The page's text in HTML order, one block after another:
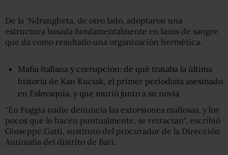
De la ‘Ndrangheta, de otro lado, adoptaron una
estructura basada fundamentalmente en lazos de sangre
que da como resultado una organización hermética.
Mafia italiana y corrupción: de qué trataba la última
historia de Kan Kuciak, el primer periodista asesinado
en Eslovaquia, y que murió junto a su novia
"En Foggia nadie denuncia las extorsiones mafiosas, y los
pocos que lo hacen puntualmente, se retractan", escribió
Giuseppe Gatti, sustituto del procurador de la Dirección
Antimafia del distrito de Bari.